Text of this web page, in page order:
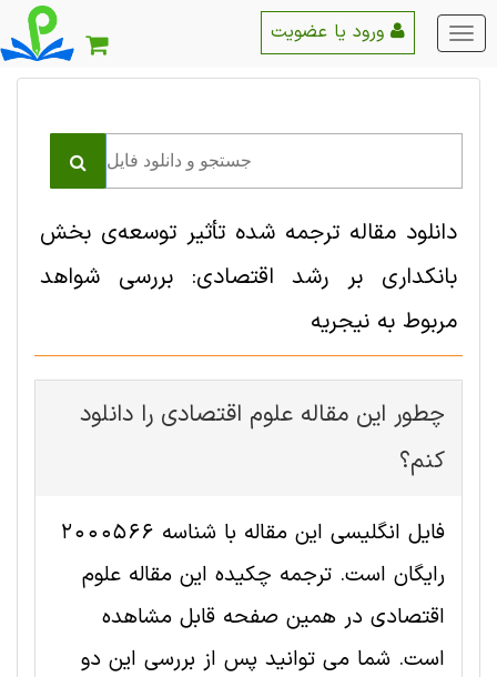
منو
اصلی
دانلود مقاله ترجمه شده تأثیر توسعه‌ی بخش
بانکداری بر رشد اقتصادی: بررسی شواهد
مربوط به نیجریه
چطور این مقاله علوم اقتصادی را دانلود
کنم؟
فایل انگلیسی این مقاله با شناسه 2000566
رایگان است. ترجمه چکیده این مقاله علوم
اقتصادی در همین صفحه قابل مشاهده
است. شما می توانید پس از بررسی این دو